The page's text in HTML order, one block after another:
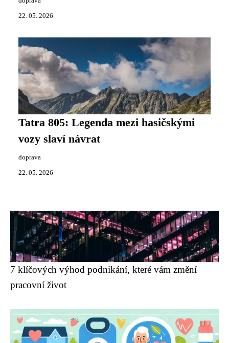
22. 05. 2026
Tatra 805: Legenda mezi hasičskými
vozy slaví návrat
doprava
22. 05. 2026
7 klíčových výhod podnikání, které vám změní
pracovní život